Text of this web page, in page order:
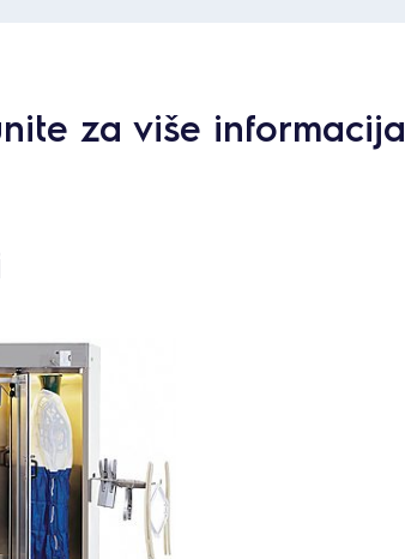
za više informacija